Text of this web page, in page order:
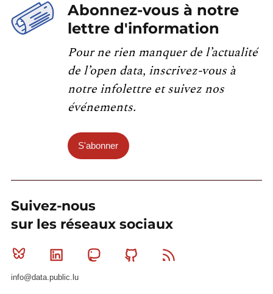
Abonnez-vous à notre
lettre d'information
Pour ne rien manquer de l’actualité
de l’open data, inscrivez-vous à
notre infolettre et suivez nos
événements.
S'abonner
Suivez-nous
sur les réseaux sociaux
Bluesky Linkedin MastodonGithub
info@data.public.lu